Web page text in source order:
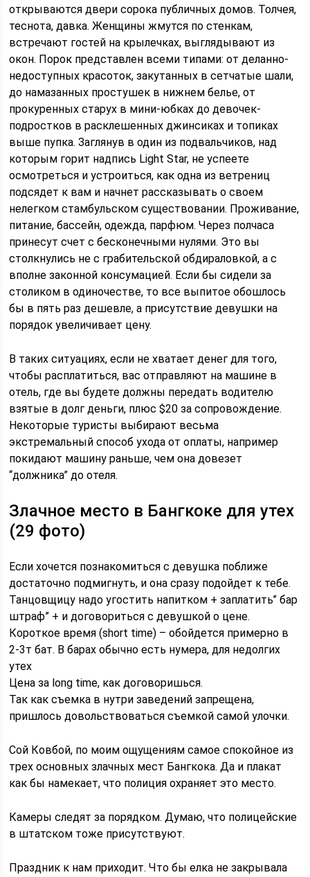
открываются двери сорока публичных домов. Толчея,
теснота, давка. Женщины жмутся по стенкам,
встречают гостей на крылечках, выглядывают из
окон. Порок представлен всеми типами: от деланно-
недоступных красоток, закутанных в сетчатые шали,
до намазанных простушек в нижнем белье, от
прокуренных старух в мини-юбках до девочек-
подростков в расклешенных джинсиках и топиках
выше пупка. Заглянув в один из подвальчиков, над
которым горит надпись Light Star, не успеете
осмотреться и устроиться, как одна из ветрениц
подсядет к вам и начнет рассказывать о своем
нелегком стамбульском существовании. Проживание,
питание, бассейн, одежда, парфюм. Через полчаса
принесут счет с бесконечными нулями. Это вы
столкнулись не с грабительской обдираловкой, а с
вполне законной консумацией. Если бы сидели за
столиком в одиночестве, то все выпитое обошлось
бы в пять раз дешевле, а присутствие девушки на
порядок увеличивает цену.
В таких ситуациях, если не хватает денег для того,
чтобы расплатиться, вас отправляют на машине в
отель, где вы будете должны передать водителю
взятые в долг деньги, плюс $20 за сопровождение.
Некоторые туристы выбирают весьма
экстремальный способ ухода от оплаты, например
покидают машину раньше, чем она довезет
“должника” до отеля.
Злачное место в Бангкоке для утех
(29 фото)
Если хочется познакомиться с девушка поближе
достаточно подмигнуть, и она сразу подойдет к тебе.
Танцовщицу надо угостить напитком + заплатить” бар
штраф” + и договориться с девушкой о цене.
Короткое время (short time) – обойдется примерно в
2-3т бат. В барах обычно есть нумера, для недолгих
утех
Цена за long time, как договоришься.
Так как съемка в нутри заведений запрещена,
пришлось довольствоваться съемкой самой улочки.
Сой Ковбой, по моим ощущениям самое спокойное из
трех основных злачных мест Бангкока. Да и плакат
как бы намекает, что полиция охраняет это место.
Камеры следят за порядком. Думаю, что полицейские
в штатском тоже присутствуют.
Праздник к нам приходит. Что бы елка не закрывала